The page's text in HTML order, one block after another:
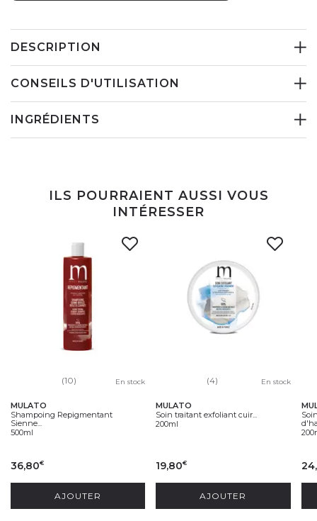
DESCRIPTION
CONSEILS D'UTILISATION
INGRÉDIENTS
ILS POURRAIENT AUSSI VOUS
INTÉRESSER
(10) En stock
MULATO
Shampoing Repigmentant
Sienne...
500ml
36,80€
AJOUTER
(4) En stock
MULATO
Soin traitant exfoliant cuir...
200ml
19,80€
AJOUTER